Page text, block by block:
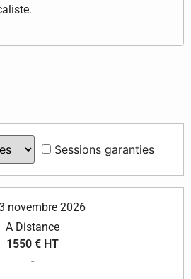
Sessions garanties
novembre 2026
A Distance
1550 € HT
-